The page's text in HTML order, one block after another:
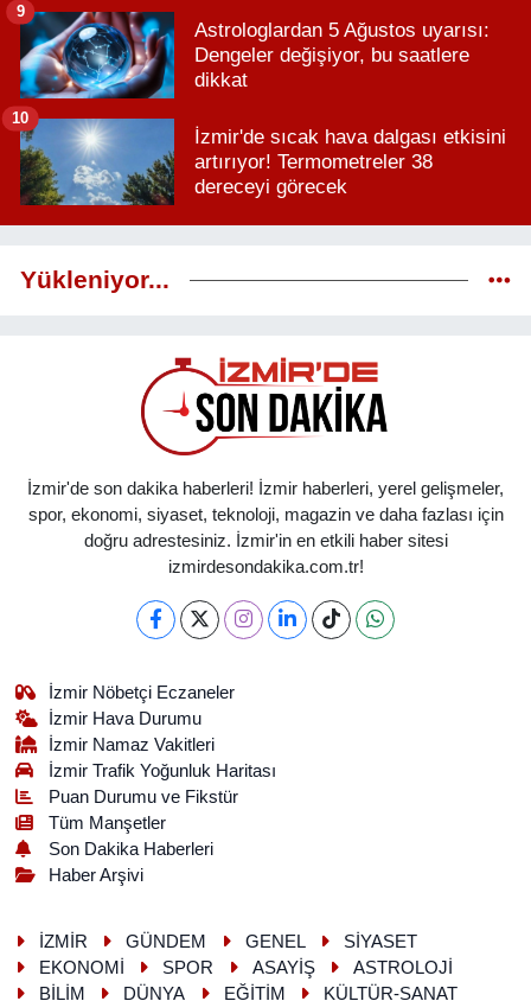
Astrologlardan 5 Ağustos uyarısı:
Dengeler değişiyor, bu saatlere
dikkat
9
İzmir'de sıcak hava dalgası etkisini
artırıyor! Termometreler 38
dereceyi görecek
10
Yükleniyor...
İzmir'de son dakika haberleri! İzmir haberleri, yerel gelişmeler,
spor, ekonomi, siyaset, teknoloji, magazin ve daha fazlası için
doğru adrestesiniz. İzmir'in en etkili haber sitesi
izmirdesondakika.com.tr!
İzmir Nöbetçi Eczaneler
İzmir Hava Durumu
İzmir Namaz Vakitleri
İzmir Trafik Yoğunluk Haritası
Puan Durumu ve Fikstür
Tüm Manşetler
Son Dakika Haberleri
Haber Arşivi
İZMİR GÜNDEM GENEL
SİYASET
EKONOMİ
SPOR ASAYİŞ
ASTROLOJİ
BİLİM
DÜNYA EĞİTİM KÜLTÜR-SANAT